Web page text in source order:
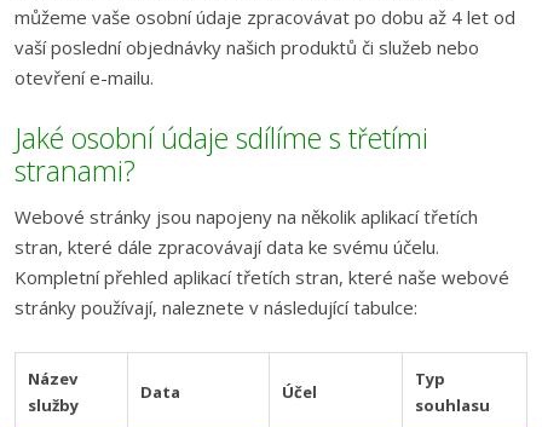
můžeme vaše osobní údaje zpracovávat po dobu až 4 let od
vaší poslední objednávky našich produktů či služeb nebo
otevření e-mailu.
Jaké osobní údaje sdílíme s třetími
stranami?
Webové stránky jsou napojeny na několik aplikací třetích
stran, které dále zpracovávají data ke svému účelu.
Kompletní přehled aplikací třetích stran, které naše webové
stránky používají, naleznete v následující tabulce:
Název
služby
Data Účel
Typ
souhlasu